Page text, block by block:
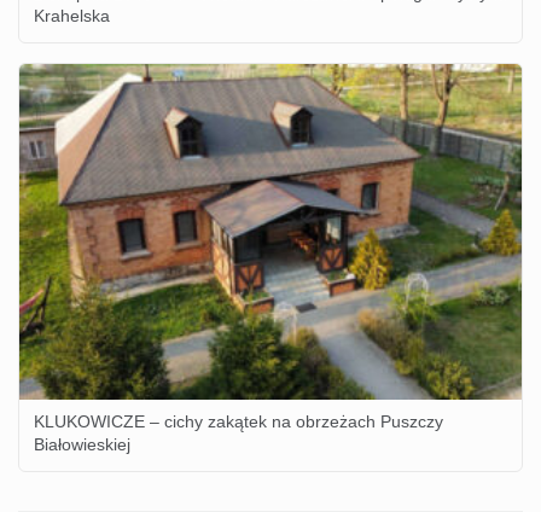
Krahelska
KLUKOWICZE – cichy zakątek na obrzeżach Puszczy
Białowieskiej